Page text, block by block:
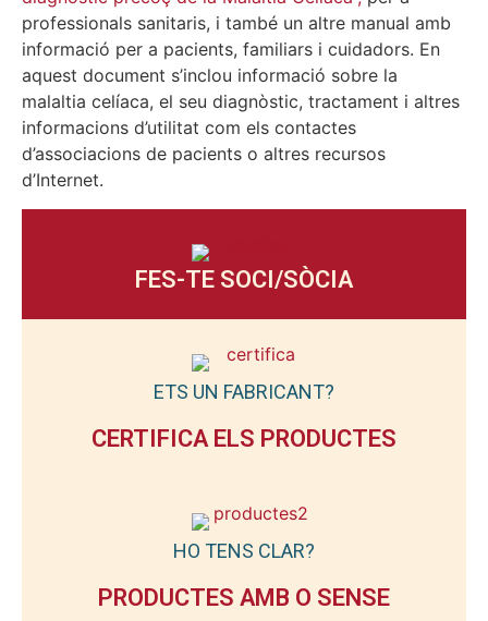
professionals sanitaris, i també un altre manual amb
informació per a pacients, familiars i cuidadors. En
aquest document s’inclou informació sobre la
malaltia celíaca, el seu diagnòstic, tractament i altres
informacions d’utilitat com els contactes
d’associacions de pacients o altres recursos
d’Internet.
FES-TE SOCI/SÒCIA
ETS UN FABRICANT?
CERTIFICA ELS PRODUCTES
HO TENS CLAR?
PRODUCTES AMB O SENSE